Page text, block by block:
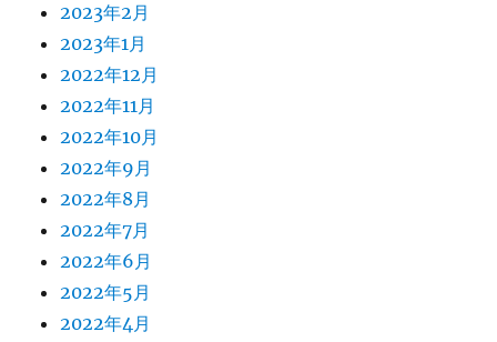
2023年2月
2023年1月
2022年12月
2022年11月
2022年10月
2022年9月
2022年8月
2022年7月
2022年6月
2022年5月
2022年4月